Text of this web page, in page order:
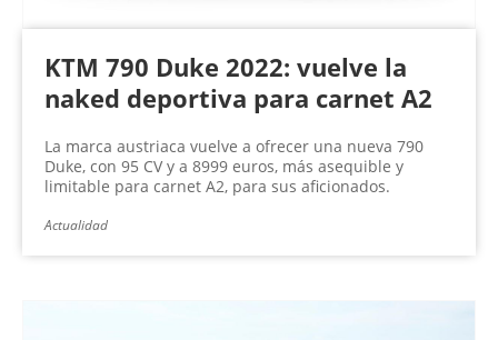
KTM 790 Duke 2022: vuelve la
naked deportiva para carnet A2
La marca austriaca vuelve a ofrecer una nueva 790
Duke, con 95 CV y a 8999 euros, más asequible y
limitable para carnet A2, para sus aficionados.
Actualidad